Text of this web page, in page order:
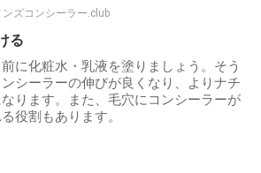
ズコンシーラー.club
る
に化粧水・乳液を塗りましょう。そう
シーラーの伸びが良くなり、よりナチ
ります。また、毛穴にコンシーラーが
役割もあります。